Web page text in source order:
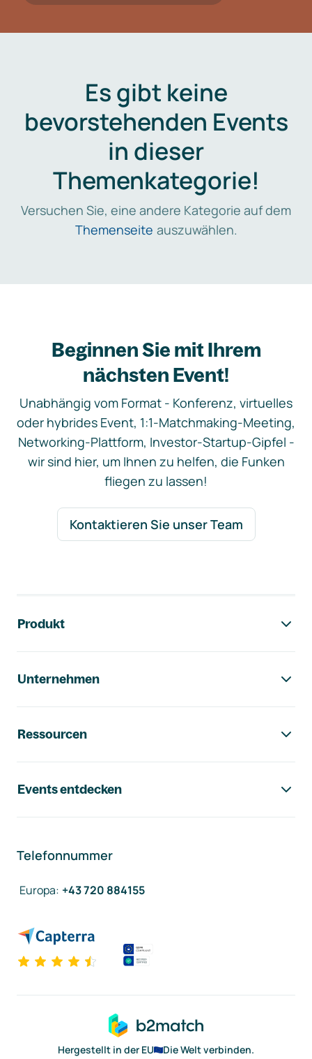
Es gibt keine
bevorstehenden Events
in dieser
Themenkategorie!
Versuchen Sie, eine andere Kategorie auf dem
Themenseite auszuwählen.
Beginnen Sie mit Ihrem
nächsten Event!
Unabhängig vom Format - Konferenz, virtuelles
oder hybrides Event, 1:1-Matchmaking-Meeting,
Networking-Plattform, Investor-Startup-Gipfel -
wir sind hier, um Ihnen zu helfen, die Funken
fliegen zu lassen!
Kontaktieren Sie unser Team
Produkt
Unternehmen
Ressourcen
Events entdecken
Telefonnummer
Europa: +43 720 884155
Hergestellt in der EU
Die Welt verbinden.